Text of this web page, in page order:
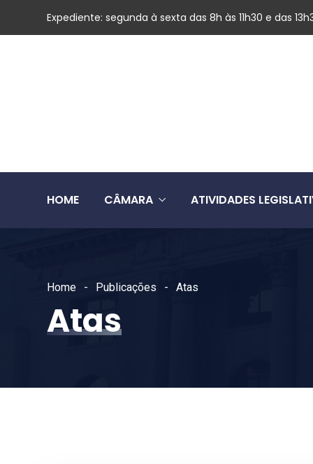
Expediente: segunda à sexta das 8h às 11h30 e das
HOME CÂMARA ATIVIDADES
Home Publicações Atas
Atas